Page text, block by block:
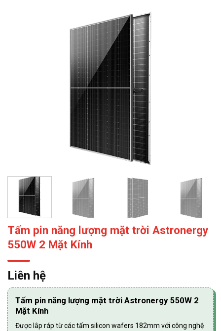
Tấm pin năng lượng mặt trời Astronergy
550W 2 Mặt Kính
Liên hệ
Tấm pin năng lượng mặt trời Astronergy 550W 2
Mặt Kính
Được lắp ráp từ các tấm silicon wafers 182mm với công nghệ